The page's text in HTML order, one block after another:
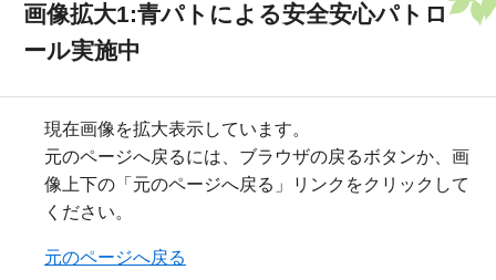
画像拡大1:青パトによる安全安心パトロ
ール実施中
現在画像を拡大表示しています。
元のページへ戻るには、ブラウザの戻るボタンか、画
像上下の「元のページへ戻る」リンクをクリックして
ください。
元のページへ戻る